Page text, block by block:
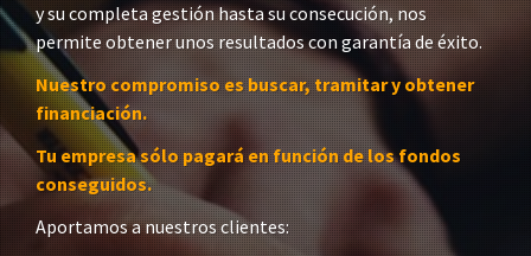
y su completa gestión hasta su consecución, nos
permite obtener unos resultados con garantía de éxito.
Nuestro compromiso es buscar, tramitar y obtener
financiación.
Tu empresa sólo pagará en función de los fondos
conseguidos.
Aportamos a nuestros clientes: